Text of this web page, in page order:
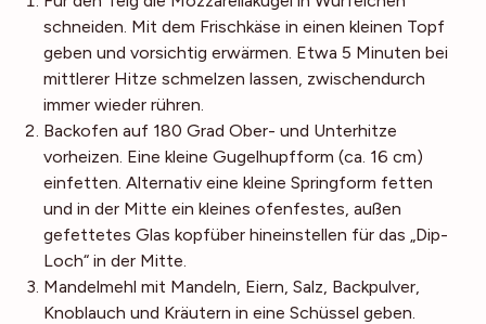
schneiden. Mit dem Frischkäse in einen kleinen Topf
geben und vorsichtig erwärmen. Etwa 5 Minuten bei
mittlerer Hitze schmelzen lassen, zwischendurch
immer wieder rühren.
Backofen auf 180 Grad Ober- und Unterhitze
vorheizen. Eine kleine Gugelhupfform (ca. 16 cm)
einfetten. Alternativ eine kleine Springform fetten
und in der Mitte ein kleines ofenfestes, außen
gefettetes Glas kopfüber hineinstellen für das „Dip-
Loch“ in der Mitte.
Mandelmehl mit Mandeln, Eiern, Salz, Backpulver,
Knoblauch und Kräutern in eine Schüssel geben.